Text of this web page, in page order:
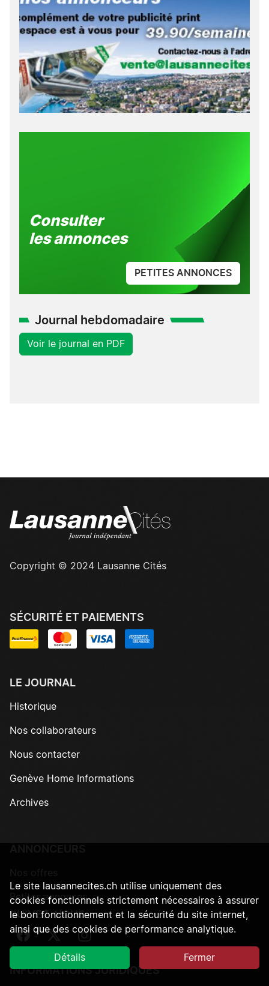
Consulter
les annonces
PETITES ANNONCES
Journal hebdomadaire
Voir le journal en PDF
Copyright © 2024 Lausanne Cités
SÉCURITÉ ET PAIEMENTS
LE JOURNAL
Historique
Nos collaborateurs
Nous contacter
Genève Home Informations
Archives
Petites annonces
SUIVEZ-NOUS
Suivez-nous sur Facebook
Suivez-nous sur Twitter
Suivez-nous sur Instagram
INFORMATIONS JURIDIQUES
Le site lausannecites.ch utilise uniquement des
cookies fonctionnels strictement nécessaires à assurer
le bon fonctionnement et la sécurité du site internet,
ainsi que des cookies de performance analytique.
Détails Fermer